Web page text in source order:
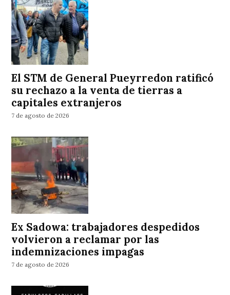
El STM de General Pueyrredon ratificó
su rechazo a la venta de tierras a
capitales extranjeros
7 de agosto de 2026
Ex Sadowa: trabajadores despedidos
volvieron a reclamar por las
indemnizaciones impagas
7 de agosto de 2026